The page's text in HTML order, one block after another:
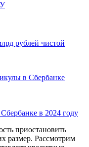
рублей чистой
в 2024 году
приостановить
размер. Рассмотрим